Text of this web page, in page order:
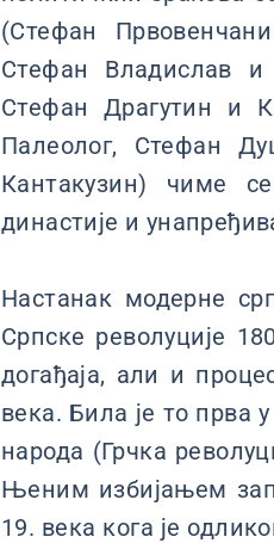
(Стефан
Стефан Владислав
Стефан Драгутин и
Палеолог, Стефан
Кантакузин) чиме
династије и
Настанак модерне
Српске револуције
догађаја, али и
века. Била је то прва
народа (Грчка
Њеним избијањем
19. века кога је